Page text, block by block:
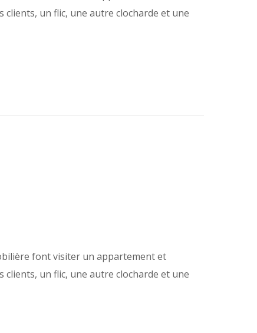
clients, un flic, une autre clocharde et une
font visiter un appartement et
clients, un flic, une autre clocharde et une